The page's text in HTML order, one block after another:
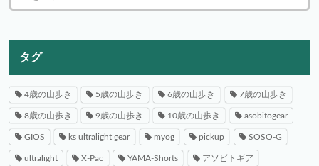
タグ
4歳の山歩き 5歳の山歩き 6歳の山歩き 7歳の山歩き
8歳の山歩き 9歳の山歩き 10歳の山歩き asobitogear
GIOS ks ultralight gear myog pickup SOSO-G
ultralight X-Pac YAMA-Shorts アソビトギア